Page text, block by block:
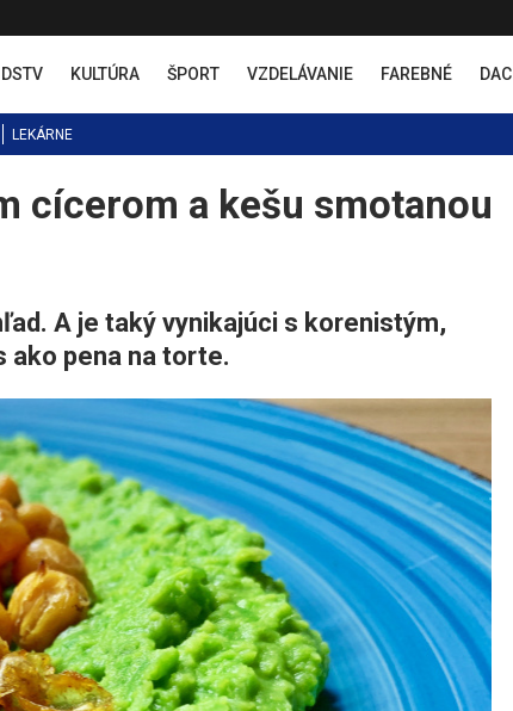
DSTV KULTÚRA ŠPORT VZDELÁVANIE FAREBNÉ DAC
LEKÁRNE
cícerom a kešu smotanou
A je taký vynikajúci s korenistým,
ako pena na torte.